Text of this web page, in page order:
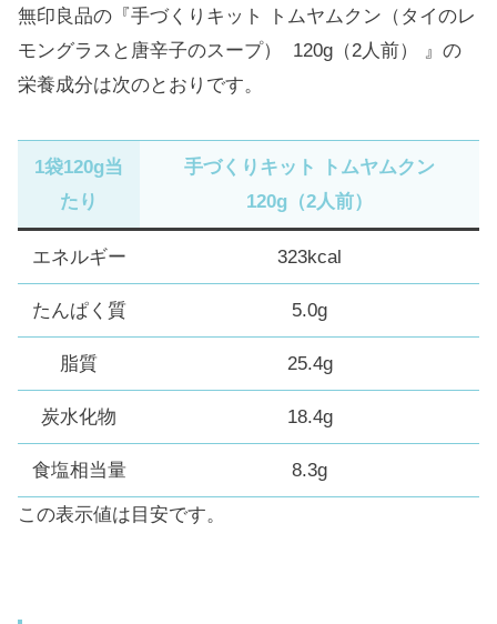
無印良品の『手づくりキット トムヤムクン（タイのレ
モングラスと唐辛子のスープ） 120g（2人前） 』の
栄養成分は次のとおりです。
1袋120g当
たり
手づくりキット トムヤムクン
120g（2人前）
エネルギー 323kcal
たんぱく質 5.0g
脂質 25.4g
炭水化物 18.4g
食塩相当量 8.3g
この表示値は目安です。